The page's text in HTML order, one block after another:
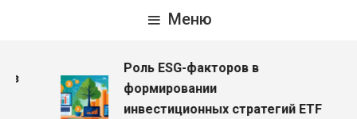
Меню
Роль ESG-факторов в
формировании
инвестиционных стратегий ETF